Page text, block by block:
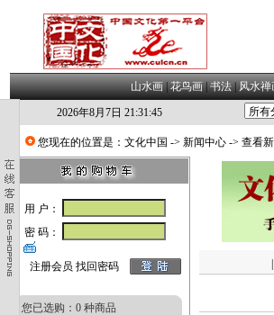
山水画|花鸟画|书法|风水禅
2026年8月7日 21:31:46
您现在的位置是： 文化中国 -> 新闻中心 -> 查看
用 户：
密 码：
注册会员 找回密码
您已选购：0 种商品